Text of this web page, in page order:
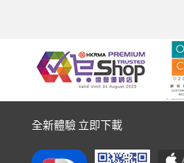
全新體驗 立即下載